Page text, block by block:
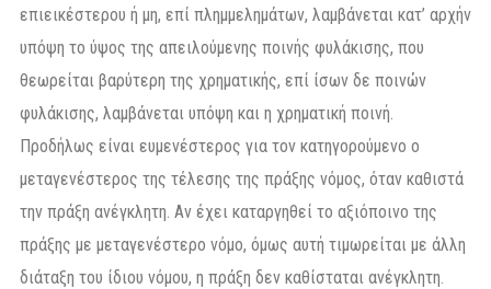
επιεικέστερου ή μη, επί πλημμελημάτων, λαμβάνεται κατ’ αρχήν
υπόψη το ύψος της απειλούμενης ποινής φυλάκισης, που
θεωρείται βαρύτερη της χρηματικής, επί ίσων δε ποινών
φυλάκισης, λαμβάνεται υπόψη και η χρηματική ποινή.
Προδήλως είναι ευμενέστερος για τον κατηγορούμενο ο
μεταγενέστερος της τέλεσης της πράξης νόμος, όταν καθιστά
την πράξη ανέγκλητη. Αν έχει καταργηθεί το αξιόποινο της
πράξης με μεταγενέστερο νόμο, όμως αυτή τιμωρείται με άλλη
διάταξη του ίδιου νόμου, η πράξη δεν καθίσταται ανέγκλητη.